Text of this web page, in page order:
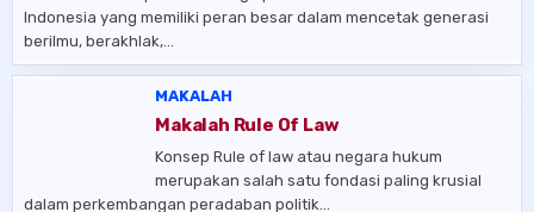
Indonesia yang memiliki peran besar dalam mencetak generasi
berilmu, berakhlak,…
MAKALAH
Makalah Rule Of Law
Konsep Rule of law atau negara hukum
merupakan salah satu fondasi paling krusial
dalam perkembangan peradaban politik…